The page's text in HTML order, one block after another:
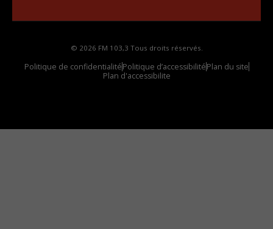
© 2026 FM 103,3 Tous droits réservés.
Politique de confidentialitéPolitique d’accessibilitéPlan du site
Plan d'accessibilite